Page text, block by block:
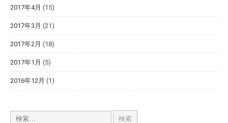
2017年4月 (15)
2017年3月 (21)
2017年2月 (18)
2017年1月 (5)
2016年12月 (1)